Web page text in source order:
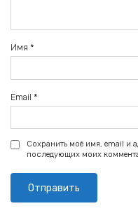
Имя *
Email *
Сохранить моё имя, email и
последующих моих